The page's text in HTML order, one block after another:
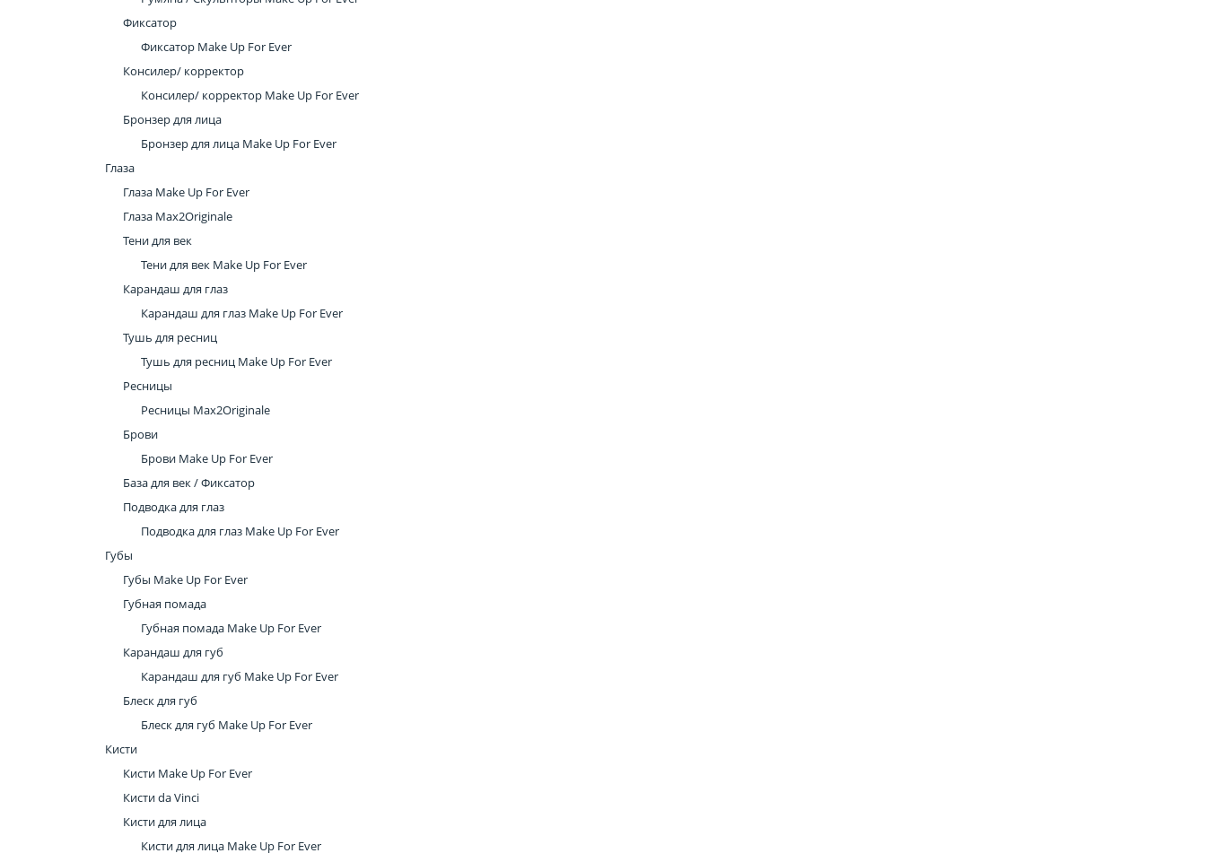
Фиксатор
Фиксатор Make Up For Ever
Консилер/ корректор
Консилер/ корректор Make Up For Ever
Бронзер для лица
Бронзер для лица Make Up For Ever
Глаза
Глаза Make Up For Ever
Глаза Max2Originale
Тени для век
Тени для век Make Up For Ever
Карандаш для глаз
Карандаш для глаз Make Up For Ever
Тушь для ресниц
Тушь для ресниц Make Up For Ever
Ресницы
Ресницы Max2Originale
Брови
Брови Make Up For Ever
База для век / Фиксатор
Подводка для глаз
Подводка для глаз Make Up For Ever
Губы
Губы Make Up For Ever
Губная помада
Губная помада Make Up For Ever
Карандаш для губ
Карандаш для губ Make Up For Ever
Блеск для губ
Блеск для губ Make Up For Ever
Кисти
Кисти Make Up For Ever
Кисти da Vinci
Кисти для лица
Кисти для лица Make Up For Ever